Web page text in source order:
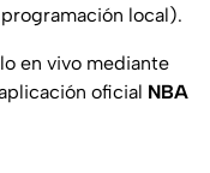
local).
en vivo mediante
oficial NBA